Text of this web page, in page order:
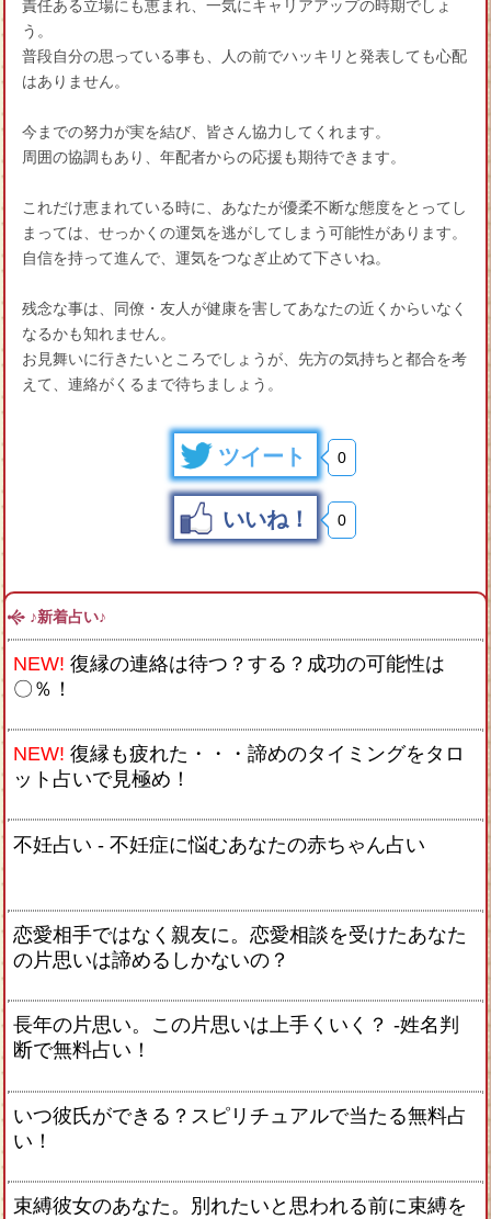
責任ある立場にも恵まれ、一気にキャリアアップの時期でしょ
う。
普段自分の思っている事も、人の前でハッキリと発表しても心配
はありません。
今までの努力が実を結び、皆さん協力してくれます。
周囲の協調もあり、年配者からの応援も期待できます。
これだけ恵まれている時に、あなたが優柔不断な態度をとってし
まっては、せっかくの運気を逃がしてしまう可能性があります。
自信を持って進んで、運気をつなぎ止めて下さいね。
残念な事は、同僚・友人が健康を害してあなたの近くからいなく
なるかも知れません。
お見舞いに行きたいところでしょうが、先方の気持ちと都合を考
えて、連絡がくるまで待ちましょう。
ツイート 0
いいね！ 0
♪新着占い♪
NEW! 復縁の連絡は待つ？する？成功の可能性は
〇％！
NEW! 復縁も疲れた・・・諦めのタイミングをタロ
ット占いで見極め！
不妊占い - 不妊症に悩むあなたの赤ちゃん占い
恋愛相手ではなく親友に。恋愛相談を受けたあなた
の片思いは諦めるしかないの？
長年の片思い。この片思いは上手くいく？ -姓名判
断で無料占い！
いつ彼氏ができる？スピリチュアルで当たる無料占
い！
束縛彼女のあなた。別れたいと思われる前に束縛を